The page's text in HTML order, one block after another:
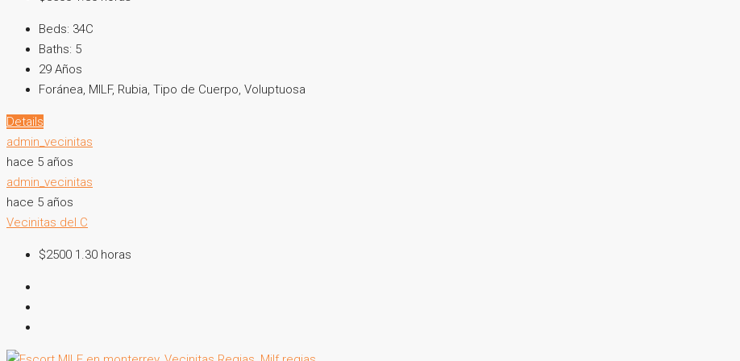
Beds: 34C
Baths: 5
29 Años
Foránea, MILF, Rubia, Tipo de Cuerpo, Voluptuosa
Details
admin_vecinitas
hace 5 años
admin_vecinitas
hace 5 años
Vecinitas del C
$2500 1.30 horas